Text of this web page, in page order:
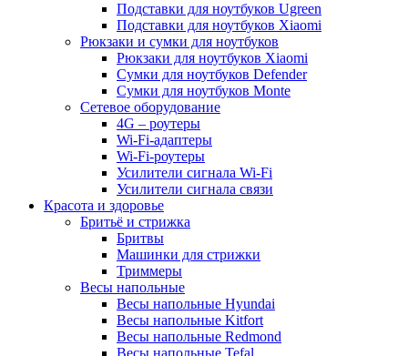
Подставки для ноутбуков Ugreen
Подставки для ноутбуков Xiaomi
Рюкзаки и сумки для ноутбуков
Рюкзаки для ноутбуков Xiaomi
Сумки для ноутбуков Defender
Сумки для ноутбуков Monte
Сетевое оборудование
4G – роутеры
Wi-Fi-адаптеры
Wi-Fi-роутеры
Усилители сигнала Wi-Fi
Усилители сигнала связи
Красота и здоровье
Бритьё и стрижка
Бритвы
Машинки для стрижки
Триммеры
Весы напольные
Весы напольные Hyundai
Весы напольные Kitfort
Весы напольные Redmond
Весы напольные Tefal